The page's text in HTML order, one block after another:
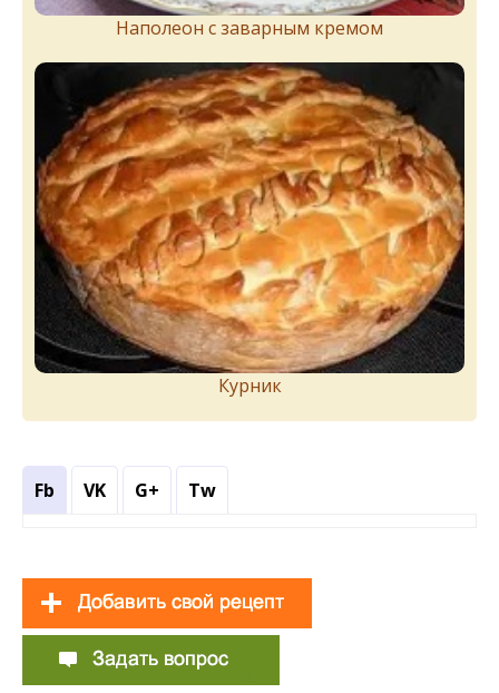
Наполеон с заварным кремом
Курник
Fb VK G+ Tw